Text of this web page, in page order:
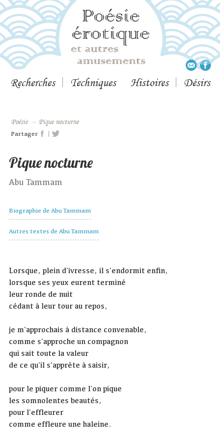
Recherches Techniques Histoires Désirs
Poésie – Pique nocturne
Partager |
Pique nocturne
Abu Tammam
Biographie de Abu Tammam
Autres textes de Abu Tammam
Lorsque, plein d'ivresse, il s'endormit enfin,
lorsque ses yeux eurent terminé
leur ronde de nuit
cédant à leur tour au repos,
je m'approchais à distance convenable,
comme s'approche un compagnon
qui sait toute la valeur
de ce qu'il s'apprête à saisir,
pour le piquer comme l'on pique
les somnolentes beautés,
pour l'effleurer
comme effleure une haleine.